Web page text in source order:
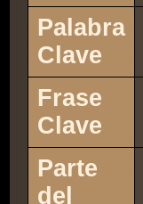
Palabra
Clave
Frase
Clave
Parte
del